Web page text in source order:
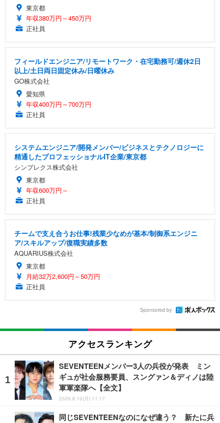
東京都
年収380万円～450万円
正社員
フィールドエンジニア/リモートワーク・在宅勤務可/週休2日
以上/土日両日固定休み/日曜休み
GO株式会社
愛知県
年収400万円～700万円
正社員
システムエンジニア/開発メンバー/ビジネスとテクノロジーに
精通したプロフェッショナルIT企業/東京都
シンプレクス株式会社
東京都
年収600万円～
正社員
チームで支え合うお仕事!残業少なめが基本/制御系エンジニ
ア/スキルアップ/復職実績多数
AQUARIUS株式会社
東京都
月給32万2,600円～50万円
正社員
Sponsored by
アクセスランキング
SEVENTEENメンバー3人の兵役が発表 ミン
ギュが社会服務要員、スングァン＆ディノは陸
軍軍楽隊へ【全文】
2026.8.10(月) 11:17
同じSEVENTEENなのになぜ違う？ 新たに兵